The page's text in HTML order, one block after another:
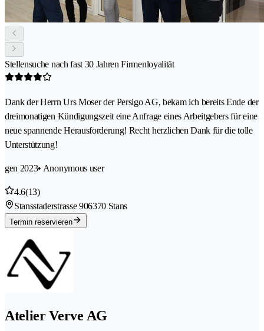
Stellensuche nach fast 30 Jahren Firmenloyalität
Dank der Herrn Urs Moser der Persigo AG, bekam ich bereits Ende der
dreimonatigen Kündigungszeit eine Anfrage eines Arbeitgebers für eine
neue spannende Herausforderung! Recht herzlichen Dank für die tolle
Unterstützung!
gen 2023• Anonymous user
4.6(13)
Stansstaderstrasse 906370 Stans
Termin reservieren
Atelier Verve AG